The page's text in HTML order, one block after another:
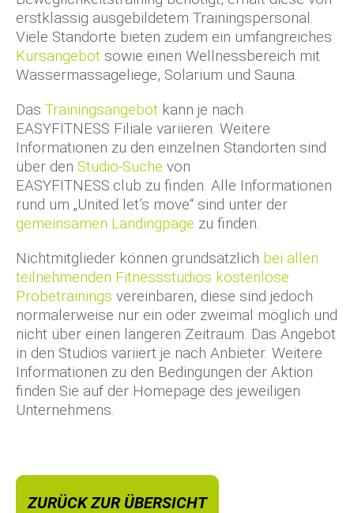
erstklassig ausgebildetem Trainingspersonal.
Viele Standorte bieten zudem ein umfangreiches
Kursangebot sowie einen Wellnessbereich mit
Wassermassageliege, Solarium und Sauna.
Das Trainingsangebot kann je nach
EASYFITNESS Filiale variieren. Weitere
Informationen zu den einzelnen Standorten sind
über den Studio-Suche von
EASYFITNESS.club zu finden. Alle Informationen
rund um „United let’s move“ sind unter der
gemeinsamen Landingpage zu finden.
Nichtmitglieder können grundsätzlich bei allen
teilnehmenden Fitnessstudios kostenlose
Probetrainings vereinbaren, diese sind jedoch
normalerweise nur ein oder zweimal möglich und
nicht über einen längeren Zeitraum. Das Angebot
in den Studios variiert je nach Anbieter. Weitere
Informationen zu den Bedingungen der Aktion
finden Sie auf der Homepage des jeweiligen
Unternehmens.
ZURÜCK ZUR ÜBERSICHT